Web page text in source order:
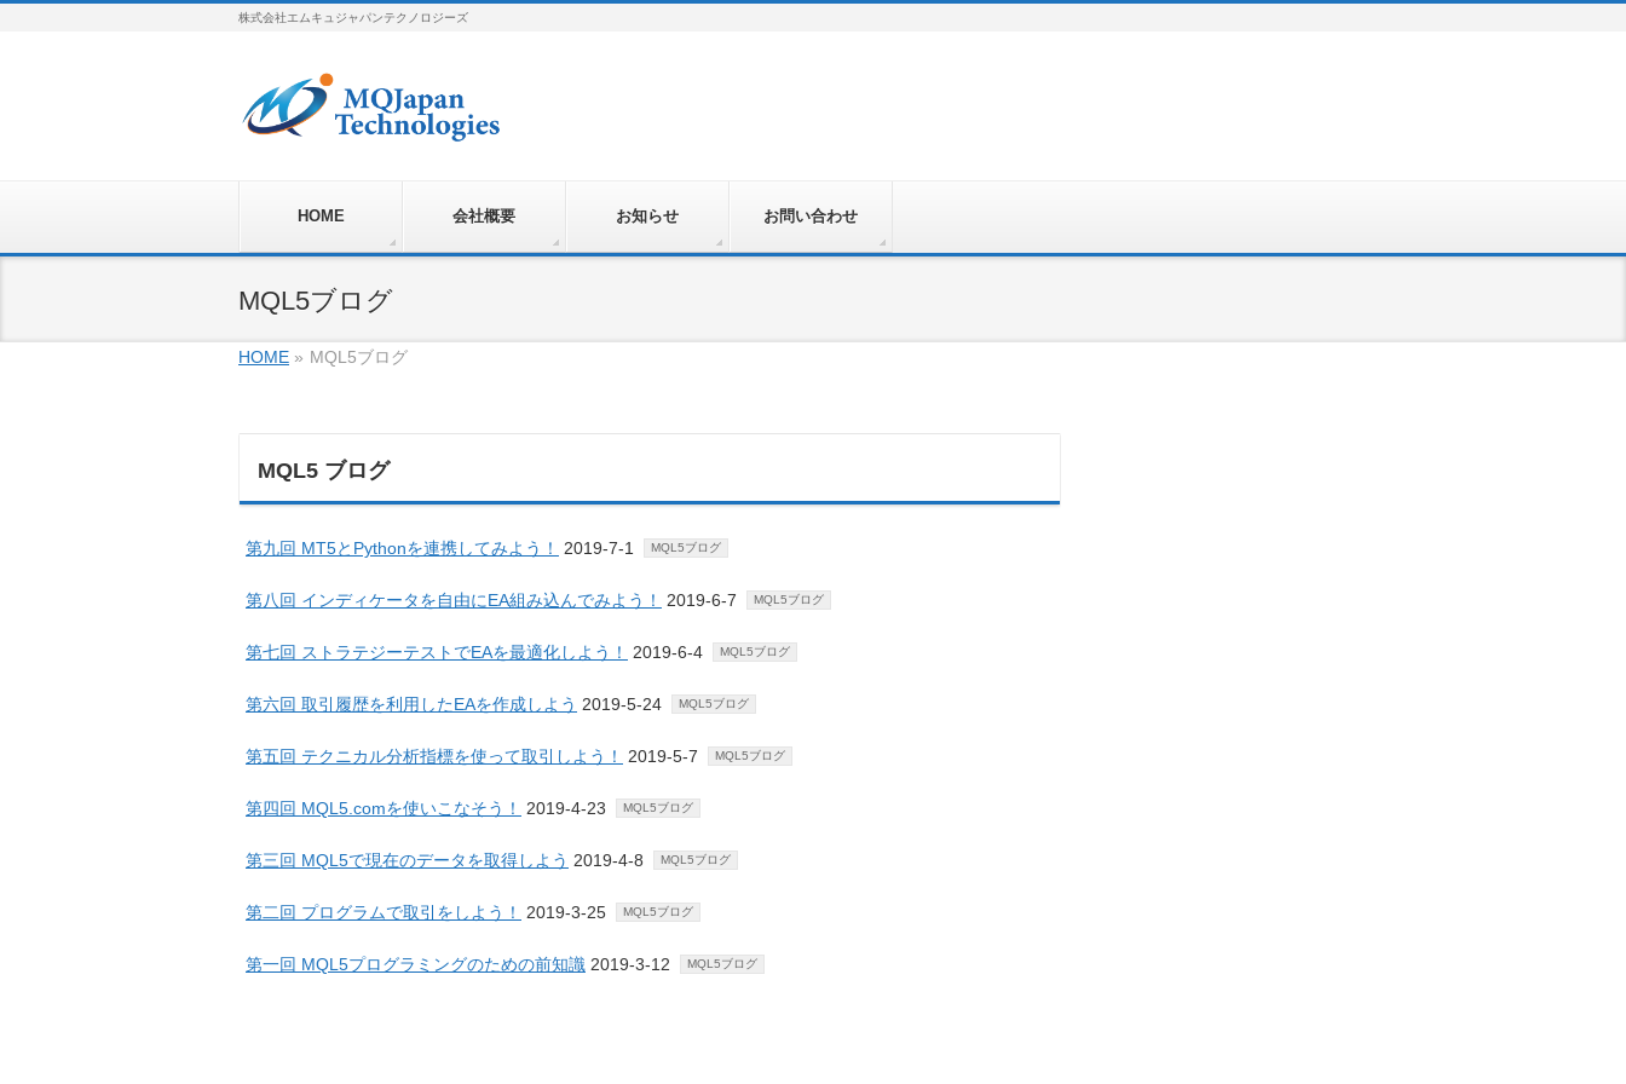
株式会社エムキュジャパンテクノロジーズ
HOME 会社概要 お知らせ お問い合わせ
MQL5ブログ
HOME » MQL5ブログ
MQL5 ブログ
第九回 MT5とPythonを連携してみよう！ 2019-7-1 MQL5ブログ
第八回 インディケータを自由にEA組み込んでみよう！ 2019-6-7 MQL5ブログ
第七回 ストラテジーテストでEAを最適化しよう！ 2019-6-4 MQL5ブログ
第六回 取引履歴を利用したEAを作成しよう 2019-5-24 MQL5ブログ
第五回 テクニカル分析指標を使って取引しよう！ 2019-5-7 MQL5ブログ
第四回 MQL5.comを使いこなそう！ 2019-4-23 MQL5ブログ
第三回 MQL5で現在のデータを取得しよう 2019-4-8 MQL5ブログ
第二回 プログラムで取引をしよう！ 2019-3-25 MQL5ブログ
第一回 MQL5プログラミングのための前知識 2019-3-12 MQL5ブログ